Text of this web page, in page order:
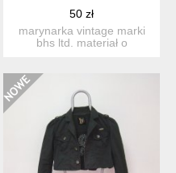
50 zł
marynarka vintage marki
bhs ltd. materiał o